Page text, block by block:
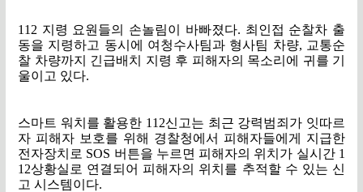
112 지령 요원들의 손놀림이 바빠졌다. 최인접 순찰차 출
동을 지령하고 동시에 여청수사팀과 형사팀 차량, 교통순
찰 차량까지 긴급배치 지령 후 피해자의 목소리에 귀를 기
울이고 있다.
스마트 워치를 활용한 112신고는 최근 강력범죄가 잇따르
자 피해자 보호를 위해 경찰청에서 피해자들에게 지급한
전자장치로 SOS 버튼을 누르면 피해자의 위치가 실시간 1
12상황실로 연결되어 피해자의 위치를 추적할 수 있는 신
고 시스템이다.